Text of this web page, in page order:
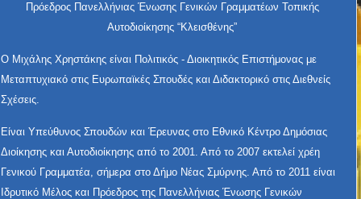
Πρόεδρος Πανελλήνιας Ένωσης Γενικών Γραμματέων Τοπικής
Αυτοδιοίκησης “Κλεισθένης”
Ο Μιχάλης Χρηστάκης είναι Πολιτικός - Διοικητικός Επιστήμονας με
Μεταπτυχιακό στις Ευρωπαϊκές Σπουδές και Διδακτορικό στις Διεθνείς
Σχέσεις.
Είναι Υπεύθυνος Σπουδών και Έρευνας στο Εθνικό Κέντρο Δημόσιας
Διοίκησης και Αυτοδιοίκησης από το 2001. Από το 2007 εκτελεί χρέη
Γενικού Γραμματέα, σήμερα στο Δήμο Νέας Σμύρνης. Από το 2011 είναι
Ιδρυτικό Μέλος και Πρόεδρος της Πανελλήνιας Ένωσης Γενικών